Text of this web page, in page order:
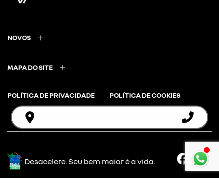
NOVOS
MAPA DO SITE
POLÍTICA DE PRIVACIDADE POLÍTICA DE COOKIES
Desacelere. Seu bem maior é a vida.